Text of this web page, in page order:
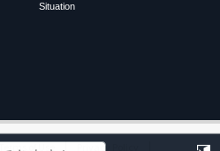
Situation
Terms of Use Privacy Policy